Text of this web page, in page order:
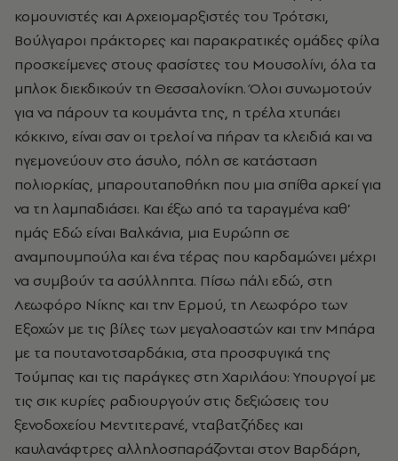
κομουνιστές και Αρχειομαρξιστές του Τρότσκι,
Βούλγαροι πράκτορες και παρακρατικές ομάδες φίλα
προσκείμενες στους φασίστες του Μουσολίνι, όλα τα
μπλοκ διεκδικούν τη Θεσσαλονίκη. Όλοι συνωμοτούν
για να πάρουν τα κουμάντα της, η τρέλα χτυπάει
κόκκινο, είναι σαν οι τρελοί να πήραν τα κλειδιά και να
ηγεμονεύουν στο άσυλο, πόλη σε κατάσταση
πολιορκίας, μπαρουταποθήκη που μια σπίθα αρκεί για
να τη λαμπαδιάσει. Και έξω από τα ταραγμένα καθ’
ημάς Εδώ είναι Βαλκάνια, μια Ευρώπη σε
αναμπουμπούλα και ένα τέρας που καρδαμώνει μέχρι
να συμβούν τα ασύλληπτα. Πίσω πάλι εδώ, στη
Λεωφόρο Νίκης και την Ερμού, τη Λεωφόρο των
Εξοχών με τις βίλες των μεγαλοαστών και την Μπάρα
με τα πουτανοτσαρδάκια, στα προσφυγικά της
Τούμπας και τις παράγκες στη Χαριλάου: Υπουργοί με
τις σικ κυρίες ραδιουργούν στις δεξιώσεις του
ξενοδοχείου Μεντιτερανέ, νταβατζήδες και
καυλανάφτρες αλληλοσπαράζονται στον Βαρδάρη,